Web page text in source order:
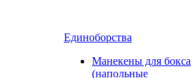
Единоборства
Манекены для бокса
(напольные